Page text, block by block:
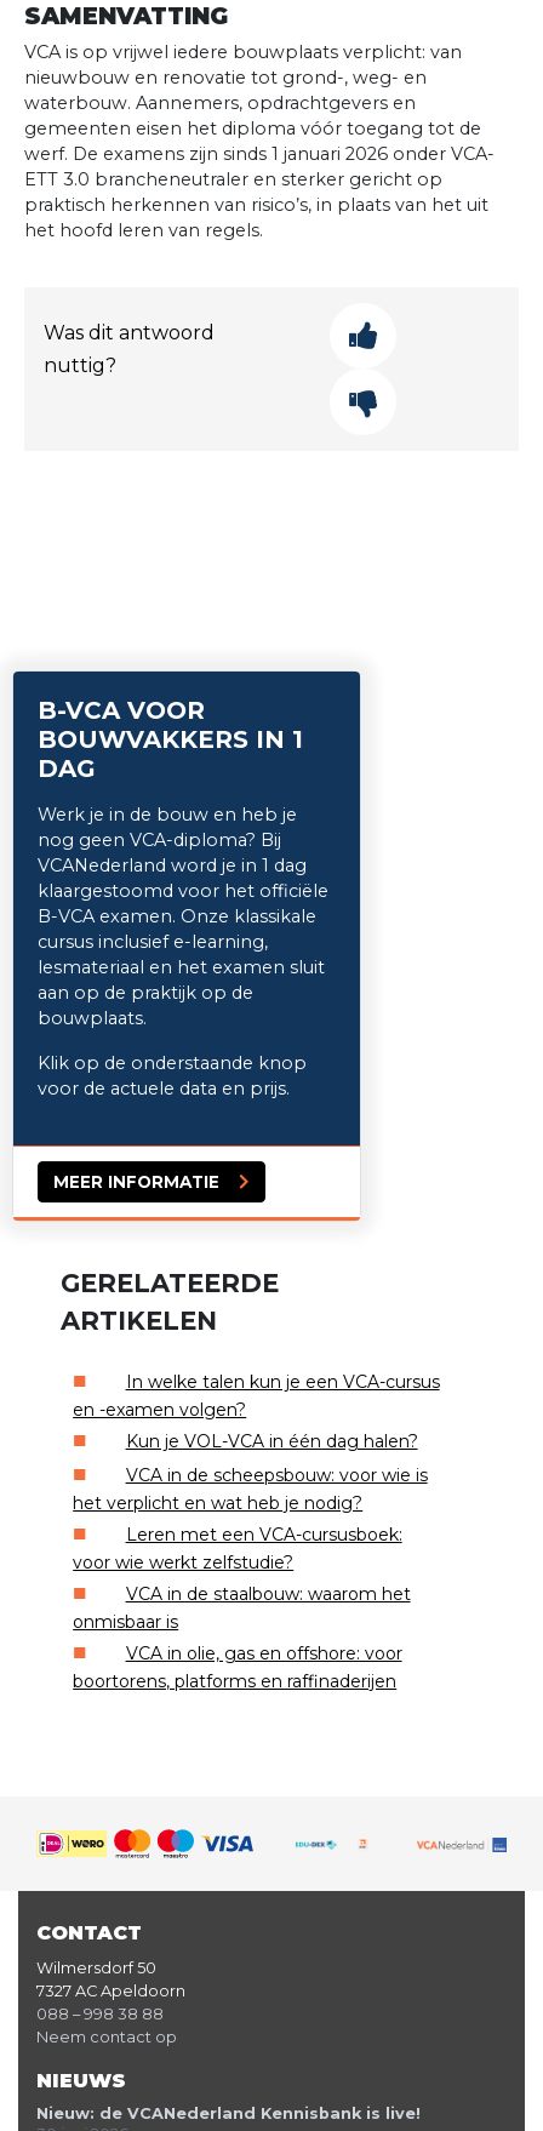
SAMENVATTING
VCA is op vrijwel iedere bouwplaats verplicht: van
nieuwbouw en renovatie tot grond-, weg- en
waterbouw. Aannemers, opdrachtgevers en
gemeenten eisen het diploma vóór toegang tot de
werf. De examens zijn sinds 1 januari 2026 onder VCA-
ETT 3.0 brancheneutraler en sterker gericht op
praktisch herkennen van risico’s, in plaats van het uit
het hoofd leren van regels.
Was dit antwoord
nuttig?
B-VCA VOOR
BOUWVAKKERS IN 1
DAG
Werk je in de bouw en heb je
nog geen VCA-diploma? Bij
VCANederland word je in 1 dag
klaargestoomd voor het officiële
B-VCA examen. Onze klassikale
cursus inclusief e-learning,
lesmateriaal en het examen sluit
aan op de praktijk op de
bouwplaats.
Klik op de onderstaande knop
voor de actuele data en prijs.
MEER INFORMATIE
GERELATEERDE
ARTIKELEN
In welke talen kun je een VCA-cursus
en -examen volgen?
Kun je VOL-VCA in één dag halen?
VCA in de scheepsbouw: voor wie is
het verplicht en wat heb je nodig?
Leren met een VCA-cursusboek:
voor wie werkt zelfstudie?
VCA in de staalbouw: waarom het
onmisbaar is
VCA in olie, gas en offshore: voor
boortorens, platforms en raffinaderijen
CONTACT
Wilmersdorf 50
7327 AC Apeldoorn
088 – 998 38 88
Neem contact op
NIEUWS
Nieuw: de VCANederland Kennisbank is live!